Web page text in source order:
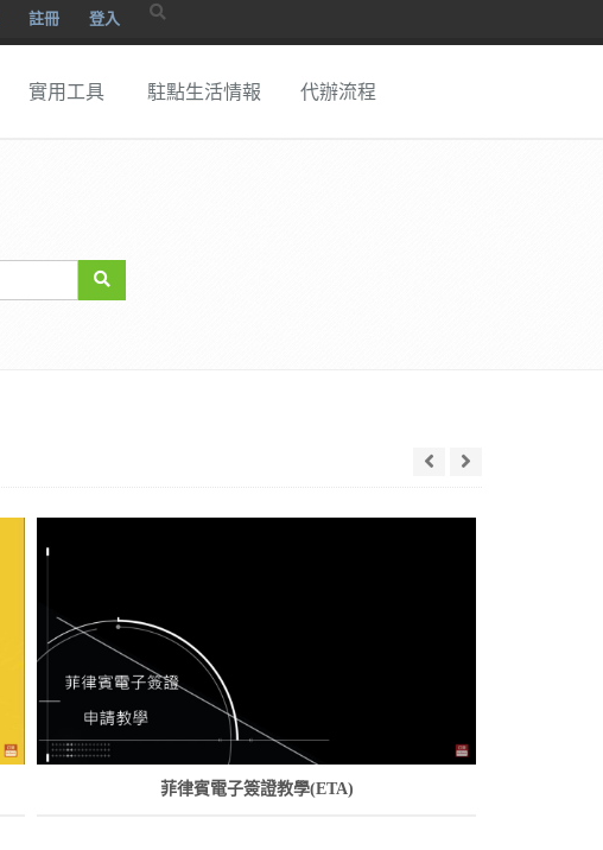
註冊 登入
實用工具 駐點生活情報 代辦流程
菲律賓電子簽證教學(ETA)